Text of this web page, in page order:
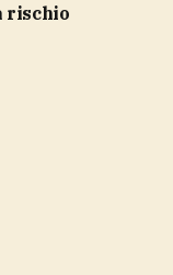
rischio